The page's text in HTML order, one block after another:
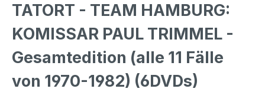
TATORT - TEAM HAMBURG:
KOMISSAR PAUL TRIMMEL -
Gesamtedition (alle 11 Fälle
von 1970-1982) (6DVDs)